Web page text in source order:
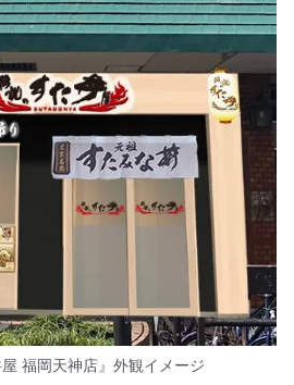
屋 福岡天神店』外観イメージ